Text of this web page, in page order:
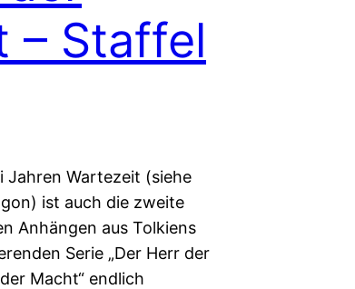
– Staffel
Jahren Wartezeit (siehe
ist auch die zweite
Anhängen aus Tolkiens
Serie „Der Herr der
Macht“ endlich